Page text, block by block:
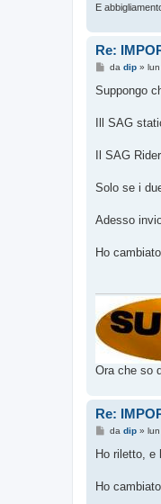
E
Re:
M
s
s
g
o
da dip»
Suppongo
Ill SAG
Il SAG
Solo se i
Adesso
Ho
Ora che so
Re:
M
s
g
da dip»
Ho riletto, e
Ho